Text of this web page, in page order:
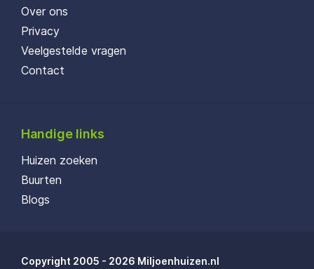
Over ons
Privacy
Veelgestelde vragen
Contact
Handige links
Huizen zoeken
Buurten
Blogs
Copyright 2005 - 2026 Miljoenhuizen.nl